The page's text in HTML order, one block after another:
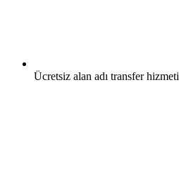
Ücretsiz alan adı transfer hizmeti